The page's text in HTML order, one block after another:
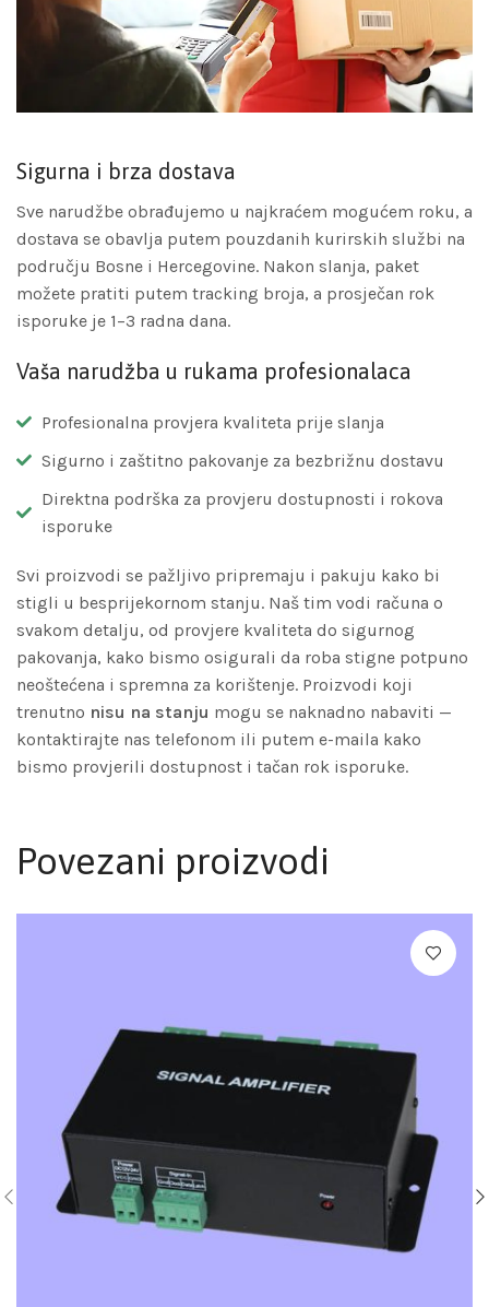
Sigurna i brza dostava
Sve narudžbe obrađujemo u najkraćem mogućem roku, a
dostava se obavlja putem pouzdanih kurirskih službi na
području Bosne i Hercegovine. Nakon slanja, paket
možete pratiti putem tracking broja, a prosječan rok
isporuke je 1–3 radna dana.
Vaša narudžba u rukama profesionalaca
Profesionalna provjera kvaliteta prije slanja
Sigurno i zaštitno pakovanje za bezbrižnu dostavu
Direktna podrška za provjeru dostupnosti i rokova
isporuke
Svi proizvodi se pažljivo pripremaju i pakuju kako bi
stigli u besprijekornom stanju. Naš tim vodi računa o
svakom detalju, od provjere kvaliteta do sigurnog
pakovanja, kako bismo osigurali da roba stigne potpuno
neoštećena i spremna za korištenje. Proizvodi koji
trenutno nisu na stanju mogu se naknadno nabaviti —
kontaktirajte nas telefonom ili putem e-maila kako
bismo provjerili dostupnost i tačan rok isporuke.
Povezani proizvodi